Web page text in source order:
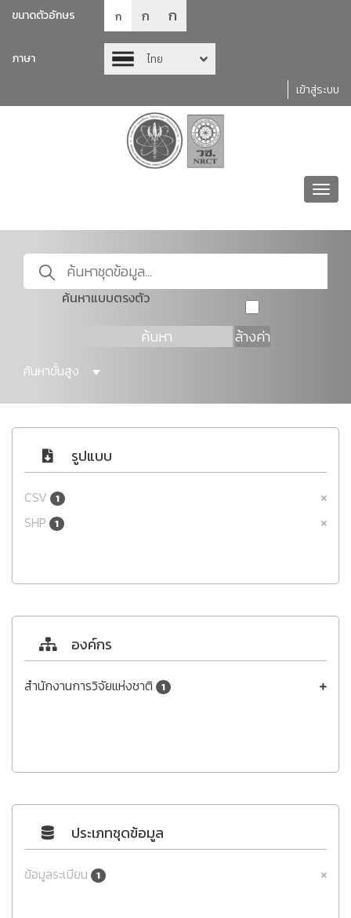
ขนาดตัวอักษร ก ก ก
ภาษา
ไทย
เข้าสู่ระบบ
ค้นหาแบบตรงตัว
ค้นหา ล้างค่า
ค้นหาขั้นสูง
รูปแบบ
CSV 1
SHP 1
องค์กร
สำนักงานการวิจัยแห่งชาติ 1
ประเภทชุดข้อมูล
ข้อมูลระเบียน 1